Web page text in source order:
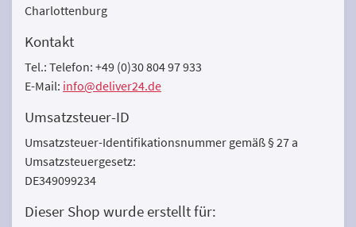
Charlottenburg
Kontakt
Tel.: Telefon: +49 (0)30 804 97 933
E-Mail: info@deliver24.de
Umsatzsteuer-ID
Umsatzsteuer-Identifikationsnummer gemäß § 27 a
Umsatzsteuergesetz:
DE349099234
Dieser Shop wurde erstellt für: